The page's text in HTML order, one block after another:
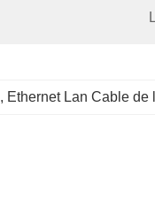
, Ethernet Lan Cable de